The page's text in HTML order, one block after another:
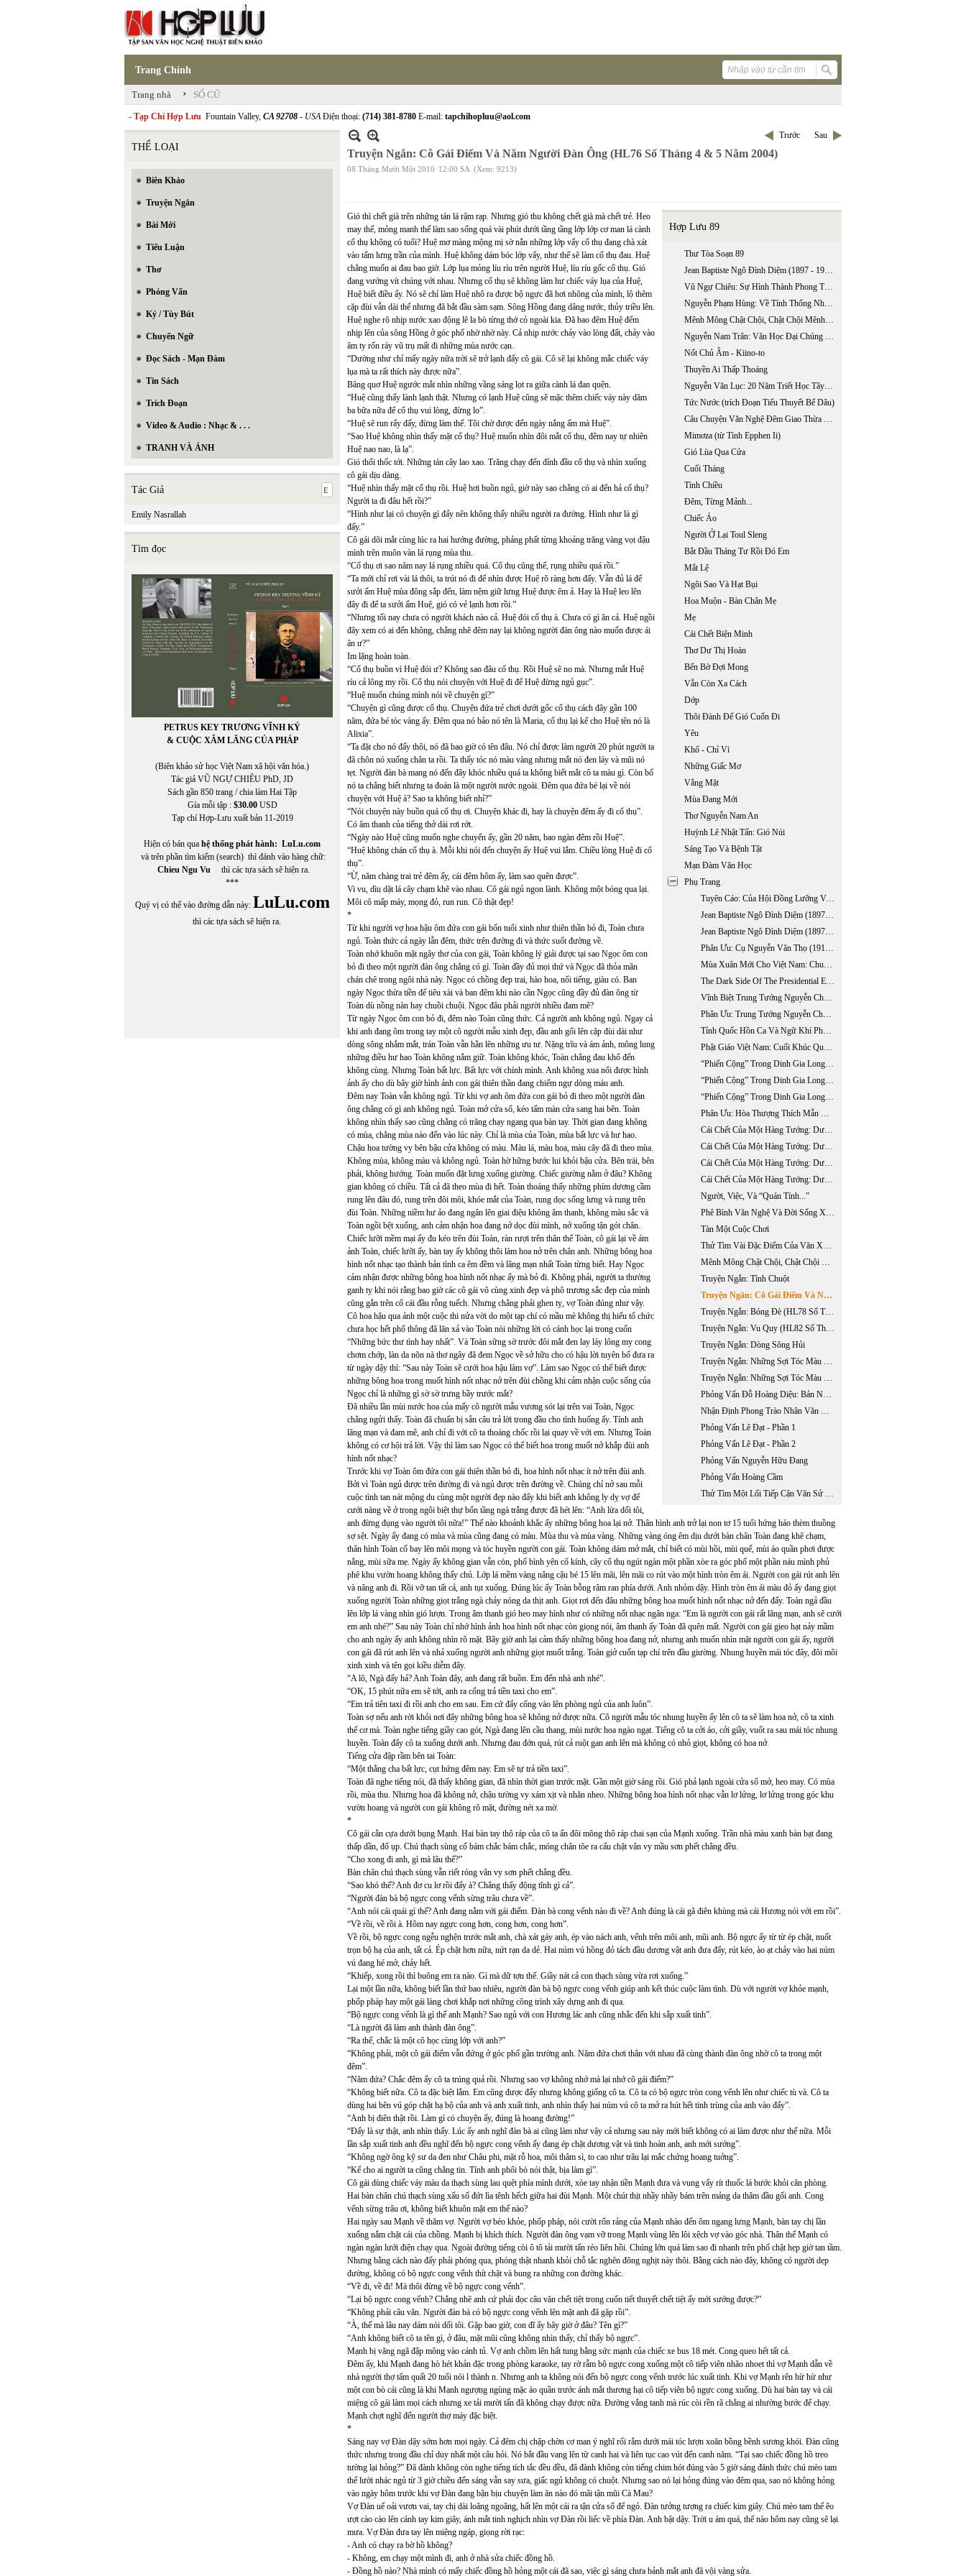
Trang Chính
Trang nhà › SỐ CŨ
- Tạp Chí Hợp Lưu Fountain Valley, CA 92708 - USAĐiện thoại: (714) 381-8780 E-mail: tapchihopluu@aol.com
THỂ LOẠI
Biên Khảo
Truyện Ngắn
Bài Mới
Tiểu Luận
Thơ
Phỏng Vấn
Ký / Tùy Bút
Chuyển Ngữ
Đọc Sách - Mạn Đàm
Tin Sách
Trích Đoạn
Video & Audio : Nhạc & . . .
TRANH VÀ ẢNH
Tác Giả
Emily Nasrallah
Tìm đọc
PETRUS KEY TRƯƠNG VĨNH KÝ
& CUỘC XÂM LĂNG CỦA PHÁP
(Biên khảo sử học Việt Nam xã hội văn hóa.)
Tác giả VŨ NGỰ CHIÊU PhD, JD
Sách gần 850 trang / chia làm Hai Tập
Gía mỗi tập : $30.00USD
Tạp chí Hợp-Lưu xuất bản 11-2019
Hiện có bán qua hệ thống phát hành: LuLu.com
và trên phần tìm kiếm (search) thì đánh vào hàng chữ:
Chieu Ngu Vu thì các tựa sách sẽ hiện ra.
***
Quý vị có thể vào đường dẫn này: LuLu.com
thì các tựa sách sẽ hiện ra.
Trước Sau
Truyện Ngắn: Cô Gái Điếm Và Năm Người Đàn Ông (HL76 Số Tháng 4 & 5 Năm 2004)
08 Tháng Mười Một 2010 12:00 SA (Xem: 9213)
Hợp Lưu 89
Thư Tòa Soạn 89
Jean Baptiste Ngô Đình Diệm (1897 - 1963): Thời Kỳ Chưa Nắm Quyền, 1897-1954 (phần 2)
Vũ Ngự Chiêu: Sự Hình Thành Phong Trào Quốc Gia Mới: Từ “trung Quân” Sang “ái Quốc”
Nguyễn Phạm Hùng: Về Tính Thống Nhất Giữa Văn Học Triều Tây Sơn Và Văn Học Triều Nguyễn
Mênh Mông Chật Chội, Chật Chội Mênh Mông
Nguyễn Nam Trân: Văn Học Đại Chúng Nhật Bản Hiện Đại: Tiểu Thuyết Trinh Thám Và Khoa Học Giả Tưởng
Nốt Chủ Âm - Kiino-to
Thuyền Ai Thấp Thoáng
Nguyễn Văn Lục: 20 Năm Triết Học Tây Phương Ở Miền Nam Việt Nam 1955 - 1975
Tức Nước (trích Đoạn Tiểu Thuyết Bể Dâu)
Câu Chuyện Văn Nghệ Đêm Giao Thừa Với Nhà Thơ Lê Đạt
Mimơza (từ Tình Epphen Ii)
Gió Lùa Qua Cửa
Cuối Tháng
Tình Chiều
Đêm, Từng Mảnh...
Chiếc Áo
Người Ở Lại Toul Sleng
Bắt Đầu Tháng Tư Rồi Đó Em
Mắt Lệ
Ngôi Sao Và Hạt Bụi
Hoa Muộn - Bàn Chân Mẹ
Mẹ
Cái Chết Biện Minh
Thơ Dư Thị Hoàn
Bến Bờ Đợi Mong
Vẫn Còn Xa Cách
Dớp
Thôi Đành Để Gió Cuốn Đi
Yêu
Khổ - Chỉ Vì
Những Giấc Mơ
Vắng Mặt
Mùa Đang Mới
Thơ Nguyễn Nam An
Huỳnh Lê Nhật Tấn: Gió Núi
Sáng Tạo Và Bệnh Tật
Mạn Đàm Văn Học
Phụ Trang
Tuyên Cáo: Của Hội Đồng Lưỡng Viện Giáo Hội Phật Giáo VN Thống Nhất Về Việc TQ Xâm Lấn Hai Quần Đảo Hoàng Sa Và Trường Sa
Jean Baptiste Ngô Đình Diệm (1897 - 1963): Thời Kỳ Chưa Nắm Quyền, 1897-1954 (phần 1)
Jean Baptiste Ngô Đình Diệm (1897 - 1963): Thời Kỳ Chưa Nắm Quyền, 1897-1954 (Phần 2)
Phân Ưu: Cụ Nguyễn Văn Thọ (1919 - 2007)
Mùa Xuân Mới Cho Việt Nam: Chuyến Đi Việt Nam Của Tổng Thống Bush, 17 - 20/11/2006
The Dark Side Of The Presidential Election Years
Vĩnh Biệt Trung Tướng Nguyễn Chánh Thi (1923 - 2007)
Phân Ưu: Trung Tướng Nguyễn Chánh Thi (1923 - 2007)
Tỉnh Quốc Hồn Ca Và Ngữ Khí Phê Phán Của Phan Châu Trinh
Phật Giáo Việt Nam: Cuối Khúc Quanh Dài
“Phiến Cộng” Trong Dinh Gia Long - Phần 1
“Phiến Cộng” Trong Dinh Gia Long - Phần 2
“Phiến Cộng” Trong Dinh Gia Long - Phần 3
Phân Ưu: Hòa Thượng Thích Mẫn Giác Viên Tịch Tại Hoa Kỳ (ngày 13 - 10 - 2006)
Cái Chết Của Một Hàng Tướng: Dương Văn Minh (1916 - 2001) - Phần 1
Cái Chết Của Một Hàng Tướng: Dương Văn Minh (1916 - 2001) - Phần 2
Cái Chết Của Một Hàng Tướng: Dương Văn Minh (1916 - 2001) - Phần 3
Cái Chết Của Một Hàng Tướng: Dương Văn Minh (1916 - 2001) - Phụ Bản
Người, Việc, Và “Quán Tính...”
Phê Bình Văn Nghệ Và Đời Sống Xã Hội
Tàn Một Cuộc Chơi
Thử Tìm Vài Đặc Điểm Của Văn Xuôi Tự Sự Quốc Ngữ Nam Bộ Trong Bước Khởi Đầu
Mênh Mông Chật Chội, Chật Chội Mênh Mông
Truyện Ngắn: Tình Chuột
Truyện Ngắn: Cô Gái Điếm Và Năm Người Đàn Ông (HL76 Số Tháng 4 & 5 Năm 2004)
Truyện Ngắn: Bóng Đè (HL78 Số Tháng 8 & 9 Năm 2004)
Truyện Ngắn: Vu Quy (HL82 Số Tháng 4 & 5 Năm 2005)
Truyện Ngắn: Dòng Sông Hủi
Truyện Ngắn: Những Sợi Tóc Màu Tang Lễ
Truyện Ngắn: Những Sợi Tóc Màu Tang Lễ
Phỏng Vấn Đỗ Hoàng Diệu: Bản Năng Nhà Văn Trong Xã Hội Đồng Phục
Nhận Định Phong Trào Nhân Văn Giai Phẩm
Phỏng Vấn Lê Đạt - Phần 1
Phỏng Vấn Lê Đạt - Phần 2
Phỏng Vấn Nguyễn Hữu Đang
Phỏng Vấn Hoàng Cầm
Thử Tìm Một Lối Tiếp Cận Văn Sử Học Về Hai Mươi Nhăm Năm Văn Học Việt Nam Hải Ngoại 1975 - 2000
Gió thì chết già trên những tán lá rậm rạp. Nhưng gió thu không chết già mà chết trẻ. Heo
may thế, mỏng manh thế làm sao sống quá vài phút dưới tầng tầng lớp lớp cơ man lá cành
cổ thụ không có tuổi? Huệ mơ màng mộng mị sờ nắn những lớp vẩy cổ thụ đang chà xát
vào tấm lưng trần của mình. Huệ không dám bóc lớp vẩy, như thế sẽ làm cổ thụ đau. Huệ
chẳng muốn ai đau bao giờ. Lớp lụa mỏng líu ríu trên người Huệ, líu ríu gốc cổ thụ. Gió
đang vướng vít chúng với nhau. Nhưng cổ thụ sẽ không làm hư chiếc váy lụa của Huệ,
Huệ biết điều ấy. Nó sẽ chỉ làm Huệ nhô ra được bộ ngực đã hơi nhõng của mình, lộ thêm
cặp đùi vẫn dài thế nhưng đã bắt đầu sàm sạm. Sông Hồng đang dâng nước, thủy triều lên.
Huệ nghe rõ nhịp nước xao động lê la bò từng thớ cỏ ngoài kia. Đã bao đêm Huệ đếm
nhịp lên của sông Hồng ở góc phố nhờ nhờ này. Cả nhịp nước chảy vào lòng đất, chảy vào
âm ty rốn ráy vũ trụ mất đi những mùa nước cạn.
“Dường như chỉ mấy ngày nữa trời sẽ trở lạnh đấy cô gái. Cô sẽ lại không mắc chiếc váy
lụa mà ta rất thích này được nữa”.
Bâng quơ Huệ ngước mắt nhìn những vầng sáng lọt ra giữa cành lá đan quện.
“Huệ cũng thấy lành lạnh thật. Nhưng có lạnh Huệ cũng sẽ mặc thêm chiếc váy này dăm
ba bữa nữa để cổ thụ vui lòng, đừng lo”.
“Huệ sẽ run rẩy đấy, đừng làm thế. Tôi chờ được đến ngày nắng ấm mà Huệ”.
“Sao Huệ không nhìn thấy mặt cổ thụ? Huệ muốn nhìn đôi mắt cổ thụ, đêm nay tự nhiên
Huệ nao nao, là lạ”.
Gió thổi thốc tới. Những tán cây lao xao. Trăng chạy đến đỉnh đầu cổ thụ và nhìn xuống
cô gái dịu dàng.
“Huệ nhìn thấy mặt cổ thụ rồi. Huệ hơi buồn ngủ, giờ này sao chẳng có ai đến hả cổ thụ?
Người ta đi đâu hết rồi?”
“Hình như lại có chuyện gì đấy nên không thấy nhiều người ra đường. Hình như là gì
đấy.”
Cô gái dõi mắt cùng lúc ra hai hướng đường, phảng phất từng khoảng trăng vàng vọt đậu
mình trên muôn vàn lá rụng mùa thu.
“Cổ thụ ơi sao năm nay lá rụng nhiều quá. Cổ thụ cũng thế, rụng nhiều quá rồi.”
“Ta mới chỉ rơi vài lá thôi, ta trút nó đi để nhìn được Huệ rõ ràng hơn đấy. Vẫn đủ lá để
sưởi ấm Huệ mùa đông sắp đến, làm nệm giữ lưng Huệ được êm ả. Hay là Huệ leo lên
đây đi để ta sưởi ấm Huệ, gió có vẻ lạnh hơn rồi.”
“Nhưng tối nay chưa có người khách nào cả. Huệ đói cổ thụ à. Chưa có gì ăn cả. Huệ ngồi
đây xem có ai đến không, chẳng nhẽ đêm nay lại không người đàn ông nào muốn được ái
ân ư?”
Im lặng hoàn toàn.
“Cổ thụ buồn vì Huệ đói ư? Không sao đâu cổ thụ. Rồi Huệ sẽ no mà. Nhưng mắt Huệ
ríu cả lông my rồi. Cổ thụ nói chuyện với Huệ đi để Huệ đừng ngủ gục”.
“Huệ muốn chúng mình nói về chuyện gì?”
“Chuyện gì cũng được cổ thụ. Chuyện đứa trẻ chơi dưới gốc cổ thụ cách đây gần 100
năm, đứa bé tóc vàng ấy. Đêm qua nó bảo nó tên là Maria, cổ thụ lại kể cho Huệ tên nó là
Alixia”.
“Ta đặt cho nó đấy thôi, nó đã bao giờ có tên đâu. Nó chỉ được làm người 20 phút người ta
đã chôn nó xuống chân ta rồi. Ta thấy tóc nó màu vàng nhưng mắt nó đen láy và mũi nó
tẹt. Người đàn bà mang nó đến đây khóc nhiều quá ta không biết mắt cô ta màu gì. Còn bố
nó ta chẳng biết nhưng ta đoán là một người nước ngoài. Đêm qua đứa bé lại về nói
chuyện với Huệ à? Sao ta không biết nhỉ?”
“Nói chuyện này buồn quá cổ thụ ơi. Chuyện khác đi, hay là chuyện đêm ấy đi cổ thụ”.
Có âm thanh của tiếng thở dài rơi rớt.
“Ngày nào Huệ cũng muốn nghe chuyến ấy, gần 20 năm, bao ngàn đêm rồi Huệ”.
“Huệ không chán cổ thụ à. Mỗi khi nói đến chuyện ấy Huệ vui lắm. Chiều lòng Huệ đi cổ
thụ”.
“Ừ, năm chàng trai trẻ đêm ấy, cái đêm hôm ấy, làm sao quên được”.
Vi vu, dìu dặt lá cây chạm khẽ vào nhau. Cô gái ngủ ngon lành. Không một bóng qua lại.
Môi cô mấp máy, mọng đỏ, run run. Cô thật đẹp!
*
Từ khi người vợ hoa hậu ôm đứa con gái bốn tuổi xinh như thiên thần bỏ đi, Toàn chưa
ngủ. Toàn thức cả ngày lẫn đêm, thức trên đường đi và thức suốt đường về.
Toàn nhớ khuôn mặt ngây thơ của con gái, Toàn không lý giải được tại sao Ngọc ôm con
bỏ đi theo một người đàn ông chẳng có gì. Toàn đầy đủ mọi thứ và Ngọc đã thỏa mãn
chán chê trong ngôi nhà này. Ngọc có chồng đẹp trai, hào hoa, nổi tiếng, giàu có. Ban
ngày Ngọc thừa tiền để tiêu xài và ban đêm khi nào cần Ngọc cũng đầy đủ đàn ông từ
Toàn dù nồng nàn hay chuồi chuội. Ngọc đâu phải người nhiều đam mê?
Từ ngày Ngọc ôm con bỏ đi, đêm nào Toàn cũng thức. Cả người anh không ngủ. Ngay cả
khi anh đang ôm trong tay một cô người mẫu xinh đẹp, đầu anh gối lên cặp đùi dài như
dòng sông nhắm mắt, trán Toàn vẫn hằn lên những ưu tư. Nặng trĩu và ám ảnh, mông lung
những điều hư hao Toàn không nắm giữ. Toàn không khóc, Toàn chẳng đau khổ đến
không cùng. Nhưng Toàn bất lực. Bất lực với chính mình. Anh không xua nổi được hình
ảnh ấy cho dù bây giờ hình ảnh con gái thiên thần đang chiếm ngự dòng máu anh.
Đêm nay Toàn vẫn không ngủ. Từ khi vợ anh ôm đứa con gái bỏ đi theo một người đàn
ông chẳng có gì anh không ngủ. Toàn mở cửa sổ, kéo tấm màn cửa sang hai bên. Toàn
không nhìn thấy sao cũng chẳng có trăng chạy ngang qua bàn tay. Thời gian đang không
có mùa, chẳng mùa nào đến vào lúc này. Chỉ là mùa của Toàn, mùa bất lực và hư hao.
Chậu hoa tường vy bên bậu cửa không có màu. Màu lá, màu hoa, màu cây đã đi theo mùa.
Không mùa, không màu và không ngủ. Toàn hờ hững bước lui khỏi bậu cửa. Bên trái, bên
phải, không hướng. Toàn muốn đặt lưng xuống giường. Chiếc giường nằm ở đâu? Không
gian không có chiều. Tất cả đã theo mùa đi hết. Toàn thoáng thấy những phím dương cầm
rung lên đâu đó, rung trên đôi môi, khóe mắt của Toàn, rung dọc sống lưng và rung trên
đùi Toàn. Những niềm hư ảo đang ngân lên giai điệu không âm thanh, không màu sắc và
Toàn ngồi bệt xuống, anh cảm nhận hoa đang nở dọc đùi mình, nở xuống tận gót chân.
Chiếc lưỡi mềm mại ấy đu kéo trên đùi Toàn, ràn rượi trên thân thể Toàn, cô gái lại về ám
ảnh Toàn, chiếc lưỡi ấy, bàn tay ấy không thôi làm hoa nở trên chân anh. Những bông hoa
hình nốt nhạc tạo thành bản tình ca êm đềm và lãng mạn nhất Toàn từng biết. Hay Ngọc
cảm nhận được những bông hoa hình nốt nhạc ấy mà bỏ đi. Không phải, người ta thường
ganh tỵ khi nói rằng bao giờ các cô gái vô cùng xinh đẹp và phô trương sắc đẹp của mình
cũng gắn trên cổ cái đầu rỗng tuếch. Nhưng chẳng phải ghen tỵ, vợ Toàn đúng như vậy.
Cô hoa hậu qua ảnh một cuộc thi nửa vời do một tạp chí có mầu mè không thị hiếu tổ chức
chưa học hết phổ thông đã lăn xả vào Toàn nói những lời có cánh học lại trong cuốn
“Những bức thư tình hay nhất”. Và Toàn sững sờ trước đôi mắt đen lay láy lông my cong
chơm chớp, làn da nõn nà thơ ngây đã đem Ngọc về sở hữu cho có hậu lời tuyên bố đưa ra
từ ngày dậy thì: “Sau này Toàn sẽ cưới hoa hậu làm vợ”. Làm sao Ngọc có thể biết được
những bông hoa trong muốt hình nốt nhạc nở trên đùi chồng khi cảm nhận cuộc sống của
Ngọc chỉ là những gì sờ sờ trưng bầy trước mắt?
Đã nhiều lần mùi nước hoa của mấy cô người mẫu vương sót lại trên vai Toàn, Ngọc
chẳng ngửi thấy. Toàn đã chuẩn bị sẵn câu trả lời trong đầu cho tình huống ấy. Tính anh
lãng mạn và đam mê, anh chỉ đi với cô ta thoáng chốc rồi lại quay về với em. Nhưng Toàn
không có cơ hội trả lời. Vậy thì làm sao Ngọc có thể biết hoa trong muốt nở khắp đùi anh
hình nốt nhạc?
Trước khi vợ Toàn ôm đứa con gái thiên thần bỏ đi, hoa hình nốt nhạc ít nở trên đùi anh.
Bởi vì Toàn ngủ được trên đường đi và ngủ được trên đường về. Chúng chỉ nở sau mỗi
cuộc tình tan nát mộng du cùng một người đẹp nào đấy khi biết anh không ly dỵ vợ để
cưới nàng về ở trong ngôi biệt thự bốn tầng ngà trắng được đã hét lên: “Anh lừa dối tôi,
anh đừng đụng vào người tôi nữa!” Thế nào khoảnh khắc ấy những bông hoa lại nở. Thân hình anh trở lại non tơ 15 tuổi hứng háo thèm thuồng
sợ sệt. Ngày ấy đang có mùa và mùa cũng đang có màu. Mùa thu và mùa vàng. Những vàng óng êm dịu dưới bàn chân Toàn đang khẽ chạm,
thân hình Toàn cố bay lên môi mọng và tóc huyền người con gái. Toàn không dám mở mắt, chỉ biết có mùi hồi, mùi quế, mùi áo quần phơi được
nắng, mùi sữa mẹ. Ngày ấy không gian vẫn còn, phố bình yên cổ kính, cây cổ thụ ngút ngàn một phần xòe ra góc phố một phần náu mình phủ
phê khu vườn hoang không thấy chủ. Lớp lá mềm vàng nâng cậu bé 15 lên mãi, lên mãi co rút vào một hình tròn êm ái. Người con gái rút anh lên
và nâng anh đi. Rồi vỡ tan tất cả, anh tụt xuống. Đúng lúc ấy Toàn bỗng râm ran phía dưới. Anh nhỏm dậy. Hình tròn êm ái màu đỏ ấy đang giọt
xuống người Toàn những giọt trắng ngà chảy nóng da thịt anh. Giọt rơi đến đâu những bông hoa muốt hình nốt nhạc nở đến đấy. Toàn ngả đầu
lên lớp lá vàng nhìn gió lượn. Trong âm thanh gió heo may hình như có những nốt nhạc ngân nga: “Em là người con gái rất lãng mạn, anh sẽ cưới
em anh nhé?” Sau này Toàn chỉ nhớ hình ảnh hoa hình nốt nhạc còn giọng nói, âm thanh ấy Toàn đã quên mất. Người con gái gieo hạt nảy mầm
cho anh ngày ấy anh không nhìn rõ mặt. Bây giờ anh lại cảm thấy những bông hoa đang nở, nhưng anh muốn nhìn mặt người con gái ấy, người
con gái đã rút anh lên và nhả xuống người anh những giọt muốt trắng. Toàn giở cuốn tạp chí trên đầu giường. Nhung huyền mái tóc đây, đôi môi
xinh xinh và tên gọi kiều diễm đây.
“A lô, Ngà đấy hả? Anh Toàn đây, anh đang rất buồn. Em đến nhà anh nhé”.
“OK, 15 phút nữa em sẽ tới, anh ra cổng trả tiền taxi cho em”.
“Em trả tiên taxi đi rồi anh cho em sau. Em cứ đẩy cổng vào lên phòng ngủ của anh luôn”.
Toàn sợ nếu anh rời khỏi nơi đây những bông hoa sẽ không nở được nữa. Cô người mẫu tóc nhung huyền ấy lên cô ta sẽ làm hoa nở, cô ta xinh
thế cơ mà. Toàn nghe tiếng giầy cao gót, Ngà đang lên cầu thang, mùi nước hoa ngào ngạt. Tiếng cô ta cởi áo, cởi giầy, vuốt ra sau mái tóc nhung
huyền. Toàn đẩy cô ta xuống dưới anh. Nhưng đau đớn quá, rút cả ruột gan anh lên mà không có nhỏ giọt, không có hoa nở.
Tiếng cửa đập rầm bên tai Toàn:
“Một thằng cha bất lực, cụt hứng đêm nay. Em sẽ tự trả tiền taxi”.
Toàn đã nghe tiếng nói, đã thấy không gian, đã nhìn thời gian trước mặt. Gần một giờ sáng rồi. Gió phả lạnh ngoài cửa sổ mở, heo may. Có mùa
rồi, mùa thu. Nhưng hoa đã không nở, chậu tường vy xám xịt và nhăn nheo. Những bông hoa hình nốt nhạc vẫn lơ lửng, lơ lửng trong góc khu
vườn hoang và người con gái không rõ mặt, đường nét xa mờ.
*
Cô gái cằn cựa dưới bụng Mạnh. Hai bàn tay thô ráp của cô ta ấn đôi mông thô ráp chai sạn của Mạnh xuống. Trần nhà màu xanh bàn bạt đang
thấp dần, đổ ụp. Chú thạch sùng cố bám chắc bám chắc, móng chân tõe ra cấu chặt vân vy mầu sơn phết chẳng đều.
“Cho xong đi anh, gì mà lâu thế?”
Bàn chân chú thạch sùng vẫn riết róng vân vy sơn phết chẳng đều.
“Sao khó thế? Anh đơ cu lơ rồi đấy à? Chẳng thấy động tĩnh gì cả”.
“Người đàn bà bộ ngực cong vểnh sừng trâu chưa về”.
“Anh nói cái quái gì thế? Anh đang nằm với gái điếm. Đàn bà cong vểnh nào đi về? Anh đúng là cái gã điên khùng mà cái Hương nói với em rồi”.
“Về rồi, về rồi à. Hôm nay ngực cong hơn, cong hơn, cong hơn”.
Về rồi, bộ ngực cong ngễu nghện trước mắt anh, chà xát gáy anh, ép vào nách anh, vểnh trên môi anh, mũi anh. Bộ ngực ấy từ từ ép chặt, nuốt
trọn bộ hạ của anh, tất cả. Ép chặt hơn nữa, nứt rạn da dẻ. Hai núm vú hồng đỏ tách đầu dương vật anh đưa đẩy, rút kéo, ào ạt chảy vào hai núm
vú đang hé mở, chảy hết.
“Khiếp, xong rồi thì buông em ra nào. Gì mà dữ tợn thế. Giầy nát cả con thạch sùng vừa rơi xuống.”
Lại một lần nữa, không biết lần thứ bao nhiêu, người đàn bà bộ ngực cong vểnh giúp anh kết thúc cuộc làm tình. Dù với người vợ khỏe mạnh,
phốp pháp hay một gái làng chơi khắp nơi những công trình xây dựng anh đi qua.
“Bộ ngực cong vểnh là gì thế anh Mạnh? Sao ngủ với con Hương lác anh cũng nhắc đến khi sắp xuất tinh”.
“Là người đã làm anh thành đàn ông”.
“Ra thế, chắc là một cô học cùng lớp với anh?”
“Không phải, một cô gái điếm vẫn đứng ở góc phố gần trường anh. Năm đứa chơi thân với nhau đã cùng thành đàn ông nhờ cô ta trong một
đêm”.
“Năm đứa? Chắc đêm ấy cô ta trúng quả rồi. Nhưng sao vợ không nhớ mà lại nhớ cô gái điếm?”
“Không biết nữa. Cô ta đặc biệt lắm. Em cũng được đấy nhưng không giống cô ta. Cô ta có bộ ngực tròn cong vểnh lên như chiếc tù và. Cô ta
dùng hai bên vú góp chặt hạ bộ của anh và anh xuất tinh, anh nhìn thấy hai núm vú cô ta mở ra hút hết tinh trùng của anh vào đấy”.
“Anh bị điên thật rồi. Làm gì có chuyện ấy, đúng là hoang đường!”
“Đấy là sự thật, anh nhìn thấy. Lúc ấy anh nghĩ đàn bà ai cũng làm như vậy cả nhưng sau này mới biết không có ai làm được như thế nữa. Mỗi
lần sắp xuất tinh anh đều nghĩ đến bộ ngực cong vểnh ấy đang ép chặt dương vật và tinh hoàn anh, anh mới sướng”.
“Không ngờ ông kỹ sư da đen như Châu phi, mặt rỗ hoa, môi thâm sì, to cao như trâu lại mắc chứng hoang tuởng”.
“Kể cho ai người ta cũng chẳng tin. Tính anh phổi bò nói thật, bịa làm gì”.
Cô gái dùng chiếc váy màu da thạch sùng lau quệt phía mình dưới, xòe tay nhận tiền Mạnh đưa và vung vẩy rít thuốc lá bước khỏi căn phòng.
Hai bàn chân chú thạch sùng xấu số đứt lìa tênh hếch giữa hai đùi Mạnh. Một chút thịt nhầy nhầy bám trên mảng da thâm đầu gối anh. Cong
vểnh sừng trâu ơi, không biết khuôn mặt em thế nào?
Hai ngày sau Mạnh về thăm vợ. Người vợ béo khỏe, phốp pháp, nói cười rổn rảng của Mạnh nhào đến ôm ngang lưng Mạnh, bàn tay chị lần
xuống nắm chặt cái của chồng. Mạnh bị khích thích. Người đàn ông vạm vỡ trong Mạnh vùng lên lôi xệch vợ vào góc nhà. Thân thể Mạnh có
ngàn ngàn lưới điện chạy qua. Ngoài đường tiếng còi ô tô tải mười tấn réo liên hồi. Chúng lớn quá làm sao đi nhanh trên phố chật hẹp giờ tan tầm.
Nhưng bằng cách nào đấy phải phóng qua, phóng thật nhanh khỏi chỗ tắc nghẽn đông nghịt này thôi. Bằng cách nào đây, không có người dẹp
đường, không có bộ ngực cong vểnh thít chặt và bung ra những con đường khác.
“Về đi, về đi! Mà thôi đừng về bộ ngực cong vểnh”.
“Lại bộ ngực cong vểnh? Chẳng nhẽ anh cứ phải đọc câu văn chết tiệt trong cuốn tiểt thuyết chết tiệt ấy mới sướng được?”
“Không phải câu văn. Người đàn bà có bộ ngực cong vểnh lên mặt anh đã gặp rồi”.
“À, thế mà lâu nay dám nói dối tôi. Gặp bao giờ, con đĩ ấy bây giờ ở đâu? Tên gì?”
“Anh không biết cô ta tên gì, ở đâu, mặt mũi cũng không nhìn thấy, chỉ thấy bộ ngực”.
Mạnh bị văng ngã đập mông vào cánh tủ. Vợ anh chồm lên hất tung bằng sức mạnh của chiếc xe bus 18 mét. Cong queo hết tất cả.
Đêm ấy, khi Mạnh đang hò hét khản đặc trong phòng karaoke, tay rờ rẫm bộ ngực cong xuống một cô tiếp viên nhão nhoẹt thì vợ Mạnh dẫn về
nhà người thợ tẩm quất 20 tuổi nói l thành n. Nhưng anh ta không nói đến bộ ngực cong vểnh trước lúc xuất tinh. Khi vợ Mạnh rên hừ hừ như
một con bò cái cũng là khi Mạnh ngượng ngùng mặc áo quần trước ánh mắt thương hại cô tiếp viên bộ ngực cong xuống. Dù hai bàn tay và cái
miệng cô gái làm mọi cách nhưng xe tải mười tấn đã không chạy được nữa. Đường vắng tanh mà rúc còi rền rã chẳng ai nhường bước để chạy.
Mạnh chợt nghĩ đến người thợ máy đặc biệt.
*
Sáng nay vợ Đàn dậy sớm hơn mọi ngày. Cả đêm chị chập chờn cơ man ý nghĩ rối rắm dưới mái tóc lượn xoăn bồng bềnh sương khói. Đàn cũng
thức nhưng trong đầu chỉ duy nhất một câu hỏi. Nó bắt đầu vang lên từ canh hai và liên tục cao vút đến canh năm. “Tại sao chiếc đồng hồ treo
tường lại hỏng?” Đã đành không còn nghe tiếng tích tắc đều đều, đã đành không còn tiếng chim hót đúng vào 5 giờ sáng đánh thức chú mèo tam
thể lười nhác ngủ từ 3 giờ chiều đến sáng vẫn say sưa, giấc ngủ không có chuột. Nhưng sao nó lại hỏng đúng vào đêm qua, sao nó không hỏng
vào ngày hôm trước khi vợ Đàn đang bận bịu chuyện làm ăn nào đó mãi tận mũi Cà Mau?
Vợ Đàn uể oải vươn vai, tay chị dài loăng ngoăng, hất lên một cái ra tận cửa sổ để ngỏ. Đàn tưởng tượng ra chiếc kim giây. Chú mèo tam thể ẽo
ượt cào cào lên cánh tay kim giây, ánh mắt tinh nghịch nhìn vợ Đàn rồi liếc về phía Đàn. Anh bật dậy. Trời u ám quá, thể nào hôm nay cũng sẽ lại
mưa. Vợ Đàn đưa tay lên miệng ngáp, giọng rời rạc:
- Anh có chạy ra bờ hồ không?
- Không, em chạy một mình đi, anh ở nhà sửa chiếc đồng hồ.
- Đồng hồ nào? Nhà mình có mấy chiếc đồng hồ hỏng một cái đã sao, việc gì sáng chưa bảnh mắt anh đã vội vàng sửa.